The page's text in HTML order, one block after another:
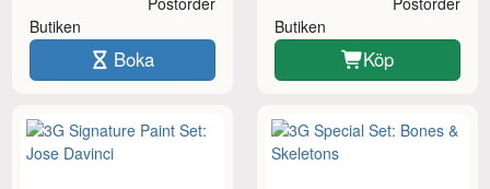
Butiken
Boka
Butiken
Köp